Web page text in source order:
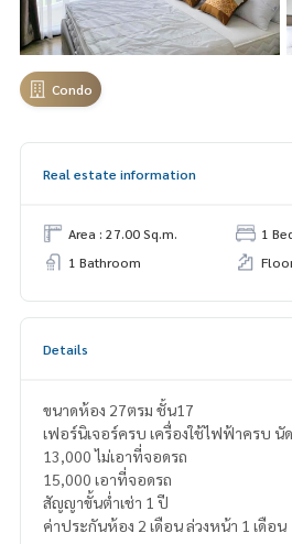
Condo
Real estate information
Area : 27.00 Sq.m.
1
1 Bathroom
Details
ขนาดห้อง 27ตรม ชั้น17
เฟอ
13,000 ไม่เอาที่จอดรถ
15,000 เอาที่จอดรถ
สัญญาขั้นต่ำเช่า 1 ปี
ค่าประกันห้อง 2 เดือน ล่วงหน้า 1 เดือน